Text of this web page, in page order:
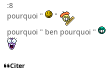
:8
pourquoi "
"
pourquoi " ben pourquoi "
Citer